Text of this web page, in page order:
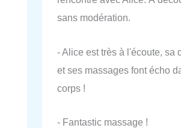
sans modération.
- Alice est très à l'écoute, sa
et ses massages font écho
corps !
- Fantastic massage !